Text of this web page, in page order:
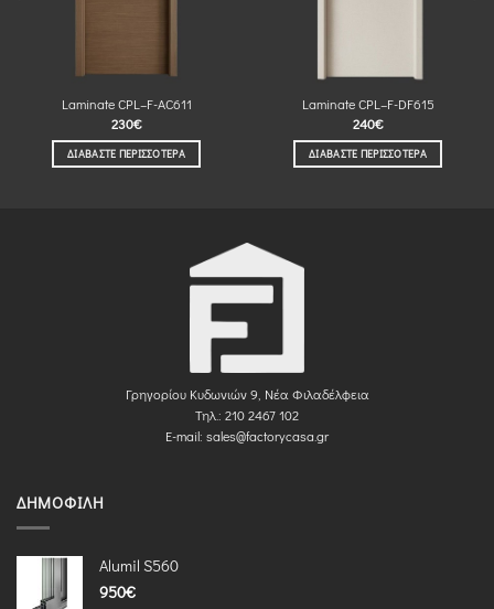
Laminate CPL–F-AC611
230€
ΔΙΑΒΆΣΤΕ ΠΕΡΙΣΣΌΤΕΡΑ
Laminate CPL–F-DF615
240€
ΔΙΑΒΆΣΤΕ ΠΕΡΙΣΣΌΤΕΡΑ
Γρηγορίου Κυδωνιών 9, Νέα Φιλαδέλφεια
Τηλ.: 210 2467 102
E-mail: sales@factorycasa.gr
ΔΗΜΟΦΙΛΉ
Alumil S560
950€